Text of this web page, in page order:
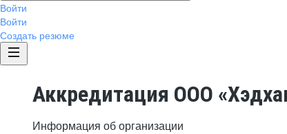
Войти
Войти
Создать резюме
Аккредитация ООО
Информация об организации